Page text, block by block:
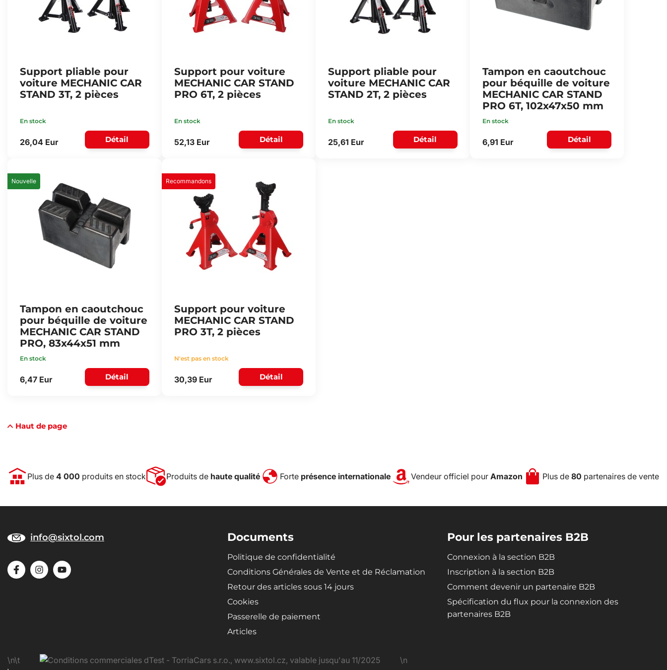
Support pliable pour
voiture MECHANIC CAR
STAND 3T, 2 pièces
En stock
26,04 Eur Détail
Support pour voiture
MECHANIC CAR STAND
PRO 6T, 2 pièces
En stock
52,13 Eur Détail
Support pliable pour
voiture MECHANIC CAR
STAND 2T, 2 pièces
En stock
25,61 Eur Détail
Tampon en caoutchouc
pour béquille de voiture
MECHANIC CAR STAND
PRO 6T, 102x47x50 mm
En stock
6,91 Eur Détail
Nouvelle
Tampon en caoutchouc
pour béquille de voiture
MECHANIC CAR STAND
PRO, 83x44x51 mm
En stock
6,47 Eur Détail
Recommandons
Support pour voiture
MECHANIC CAR STAND
PRO 3T, 2 pièces
N'est pas en stock
30,39 Eur Détail
Haut de page
Plus de 4 000 produits en stock Produits de haute qualité Forte présence internationale Vendeur officiel pour Amazon Plus de80 partenaires de vente
info@sixtol.com Documents
Politique de confidentialité
Conditions Générales de Vente et de Réclamation
Retour des articles sous 14 jours
Cookies
Passerelle de paiement
Articles
Pour les partenaires B2B
Connexion à la section B2B
Inscription à la section B2B
Comment devenir un partenaire B2B
Spécification du flux pour la connexion des
partenaires B2B
\n\t
\n